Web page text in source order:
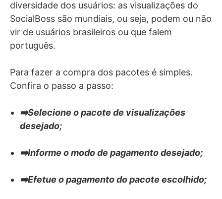
diversidade dos usuários: as visualizações do
SocialBoss são mundiais, ou seja, podem ou não
vir de usuários brasileiros ou que falem
português.
Para fazer a compra dos pacotes é simples.
Confira o passo a passo:
➡️Selecione o pacote de visualizações
desejado;
➡️Informe o modo de pagamento desejado;
➡️Efetue o pagamento do pacote escolhido;